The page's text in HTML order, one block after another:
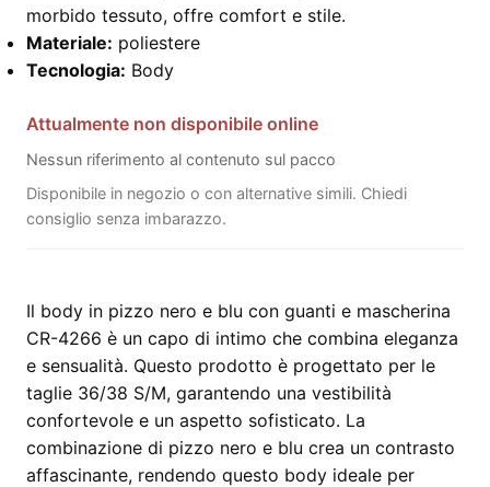
morbido tessuto, offre comfort e stile.
Materiale: poliestere
Tecnologia: Body
Attualmente non disponibile online
Nessun riferimento al contenuto sul pacco
Disponibile in negozio o con alternative simili. Chiedi
consiglio senza imbarazzo.
Il body in pizzo nero e blu con guanti e mascherina
CR-4266 è un capo di intimo che combina eleganza
e sensualità. Questo prodotto è progettato per le
taglie 36/38 S/M, garantendo una vestibilità
confortevole e un aspetto sofisticato. La
combinazione di pizzo nero e blu crea un contrasto
affascinante, rendendo questo body ideale per